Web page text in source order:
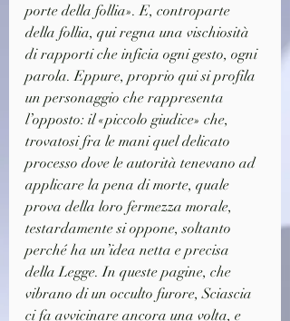
porte della follia». E, controparte
della follia, qui regna una vischiosità
di rapporti che inficia ogni gesto, ogni
parola. Eppure, proprio qui si profila
un personaggio che rappresenta
l’opposto: il «piccolo giudice» che,
trovatosi fra le mani quel delicato
processo dove le autorità tenevano ad
applicare la pena di morte, quale
prova della loro fermezza morale,
testardamente si oppone, soltanto
perché ha un’idea netta e precisa
della Legge. In queste pagine, che
vibrano di un occulto furore, Sciascia
ci fa avvicinare ancora una volta, e